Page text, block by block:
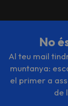
No
Al teu mail
muntanya:
el primer a
de